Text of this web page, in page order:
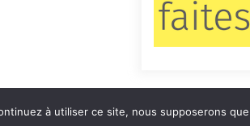
Contact Qui sommes-
à utiliser ce site, nous supposerons